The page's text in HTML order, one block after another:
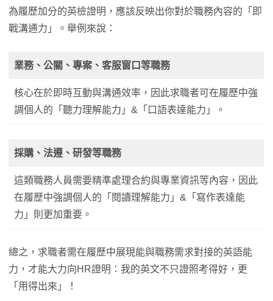
為履歷加分的英檢證明，應該反映出你對於職務內容的「即
戰溝通力」。舉例來說：
業務、公關、專案、客服窗口等職務
核心在於即時互動與溝通效率，因此求職者可在履歷中強
調個人的「聽力理解能力」&「口語表達能力」。
採購、法遵、研發等職務
這類職務人員需要精準處理合約與專業資訊等內容，因此
在履歷中強調個人的「閱讀理解能力」&「寫作表達能
力」則更加重要。
總之，求職者需在履歷中展現能與職務需求對接的英語能
力，才能大力向HR證明：我的英文不只證照考得好，更
「用得出來」！